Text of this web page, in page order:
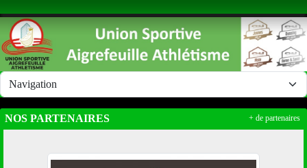
NOS PARTENAIRES + de partenaires